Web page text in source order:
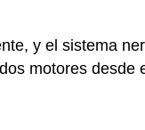
y el sistema
motores desde